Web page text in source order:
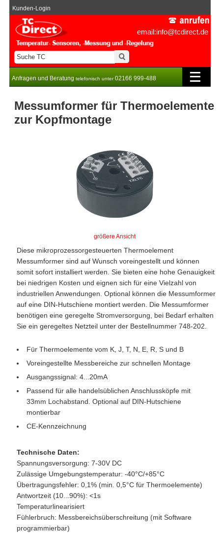
email:info@tcdirect.de
Kunden-Login
Anfragen und Beratung telefonisch unter02166 999-488
Messumformer für Thermoelemente
zur Kopfmontage
größere Ansicht
Diese mikroprozessorgesteuerten Thermoelement
Messumformer sind auf Wunsch voreingestellt und können
somit sofort installiert werden. Sie bieten eine hohe Genauigkeit
bei niedrigen Kosten und eignen sich für eine Vielzahl von
industriellen Anwendungen. Optional können die Messumformer
auf eine DIN-Hutschiene montiert werden. Die Messumformer
benötigen eine geregelte Stromversorgung, bei Bedarf erhalten
Sie ein geregeltes Netzteil unter der Bestellnummer 748-202.
Für Thermoelemente vom K, J, T, N, E, R, S und B
Voreingestellte Messbereiche zur schnellen Montage
Ausgangssignal: 4...20mA
Passend für alle handelsüblichen Anschlussköpfe mit
33mm Lochabstand. Optional auf DIN-Hutschiene
montierbar
CE-Kennzeichnung
Technische Daten:
Spannungsversorgung: 7-30V DC
Zulässige Umgebungstemperatur: -40°C/+85°C
Übertragungsfehler: 0,1% (min. 0,5°C für Thermoelemente)
Antwortzeit (10...90%): <1s
Temperaturlinearisiert
Fühlerbruch: Messbereichsüberschreitung (mit Software
programmierbar)